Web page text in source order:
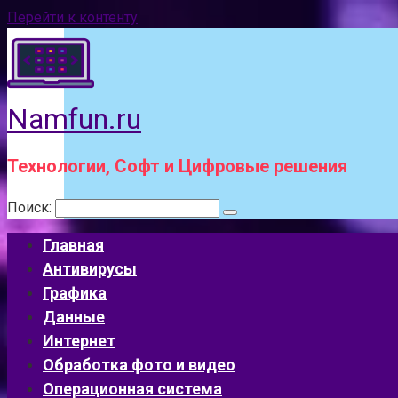
Перейти к контенту
Namfun.ru
Технологии, Софт и Цифровые решения
Поиск:
Главная
Антивирусы
Графика
Данные
Интернет
Обработка фото и видео
Операционная система